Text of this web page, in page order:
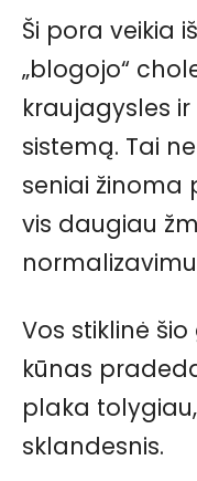
Ši pora veikia
„blogojo“
kraujagysles
sistemą. Tai
seniai žinoma
vis daugiau
Vos stiklinė
kūnas
plaka
sklandesnis.